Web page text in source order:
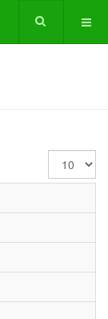
Toon
#